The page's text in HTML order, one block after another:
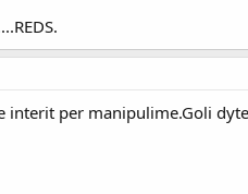
interit per manipulime.Goli